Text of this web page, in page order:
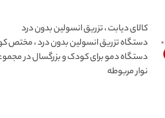
کالای دیابت ، تزریق انسولین بدون درد
دستگاه دمو برای کودک و بزرگسال در
نوار مربوطه